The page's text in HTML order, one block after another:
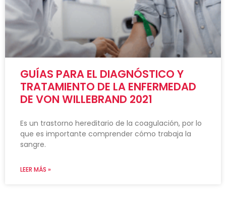
GUÍAS PARA EL DIAGNÓSTICO Y
TRATAMIENTO DE LA ENFERMEDAD
DE VON WILLEBRAND 2021
Es un trastorno hereditario de la coagulación, por lo
que es importante comprender cómo trabaja la
sangre.
LEER MÁS »